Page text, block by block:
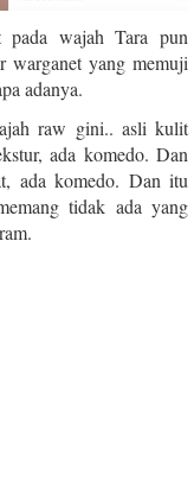
pada wajah Tara pun
warganet yang memuji
adanya.
raw gini.. asli kulit
ada komedo. Dan
ada komedo. Dan itu
tidak ada yang